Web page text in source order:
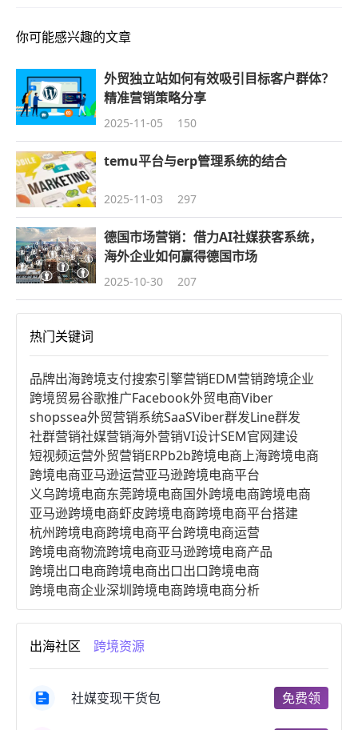
你可能感兴趣的文章
外贸独立站如何有效吸引目标客户群体？
精准营销策略分享
2025-11-05 150
temu平台与erp管理系统的结合
2025-11-03 297
德国市场营销：借力AI社媒获客系统，
海外企业如何赢得德国市场
2025-10-30 207
热门关键词
品牌出海跨境支付搜索引擎营销EDM营销跨境企业
跨境贸易谷歌推广Facebook外贸电商Viber
shopssea外贸营销系统SaaSViber群发Line群发
社群营销社媒营销海外营销VI设计SEM官网建设
短视频运营外贸营销ERPb2b跨境电商上海跨境电商
跨境电商亚马逊运营亚马逊跨境电商平台
义乌跨境电商东莞跨境电商国外跨境电商跨境电商
亚马逊跨境电商虾皮跨境电商跨境电商平台搭建
杭州跨境电商跨境电商平台跨境电商运营
跨境电商物流跨境电商亚马逊跨境电商产品
跨境出口电商跨境电商出口出口跨境电商
跨境电商企业深圳跨境电商跨境电商分析
进口跨境电商跨境电商服务广州跨境电商
跨境电商市场跨境电商创业跨境电商注册
跨境电商开店跨境电商营销
跨境电商商品个人跨境电商跨境电商案例
郑州跨境电商跨境电商趋势
出海社区 跨境资源
社媒变现干货包 免费领